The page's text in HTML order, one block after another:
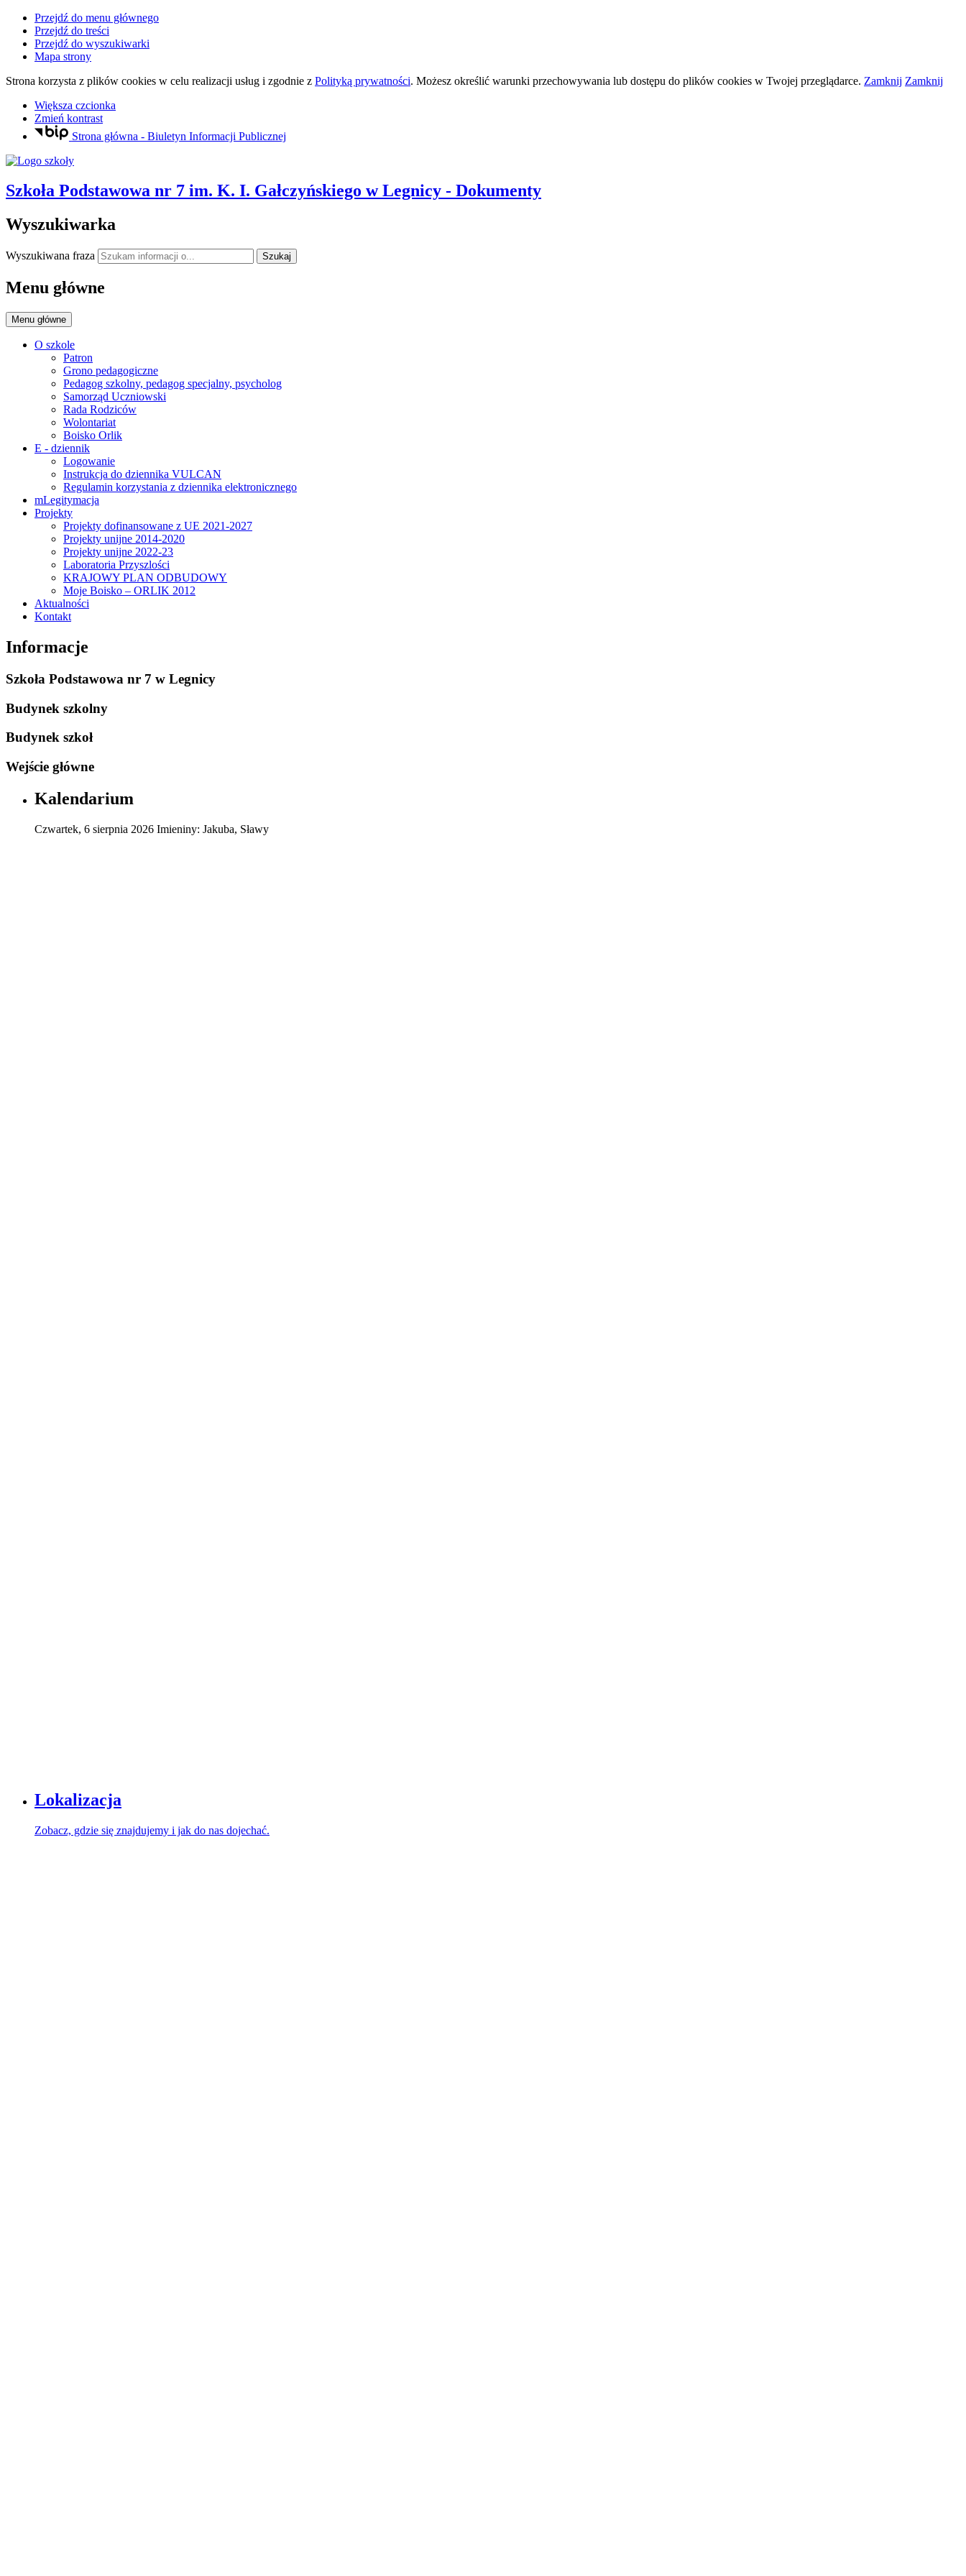
Przejdź do menu głównego
Przejdź do treści
Przejdź do wyszukiwarki
Mapa strony
Strona korzysta z plików cookies w celu realizacji usług i zgodnie z Polityką prywatności. Możesz określić warunki przechowywania lub dostępu do plików cookies w Twojej przeglądarce. Zamknij Zamknij
Większa czcionka
Zmień kontrast
Strona główna - Biuletyn Informacji Publicznej
Szkoła Podstawowa nr 7 im. K. I. Gałczyńskiego w Legnicy - Dokumenty
Wyszukiwarka
Wyszukiwana fraza Szukaj
Menu główne
Menu główne
O szkole
Patron
Grono pedagogiczne
Pedagog szkolny, pedagog specjalny, psycholog
Samorząd Uczniowski
Rada Rodziców
Wolontariat
Boisko Orlik
E - dziennik
Logowanie
Instrukcja do dziennika VULCAN
Regulamin korzystania z dziennika elektronicznego
mLegitymacja
Projekty
Projekty dofinansowane z UE 2021-2027
Projekty unijne 2014-2020
Projekty unijne 2022-23
Laboratoria Przyszlości
KRAJOWY PLAN ODBUDOWY
Moje Boisko – ORLIK 2012
Aktualności
Kontakt
Informacje
Szkoła Podstawowa nr 7 w Legnicy
Budynek szkolny
Budynek szkoł
Wejście główne
Kalendarium
Czwartek, 6 sierpnia 2026 Imieniny: Jakuba, Sławy
Lokalizacja
Zobacz, gdzie się znajdujemy i jak do nas dojechać.